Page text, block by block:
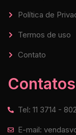
Política de
Termos de uso
Contato
Contatos
Tel: 11 3714 -
E-mail: